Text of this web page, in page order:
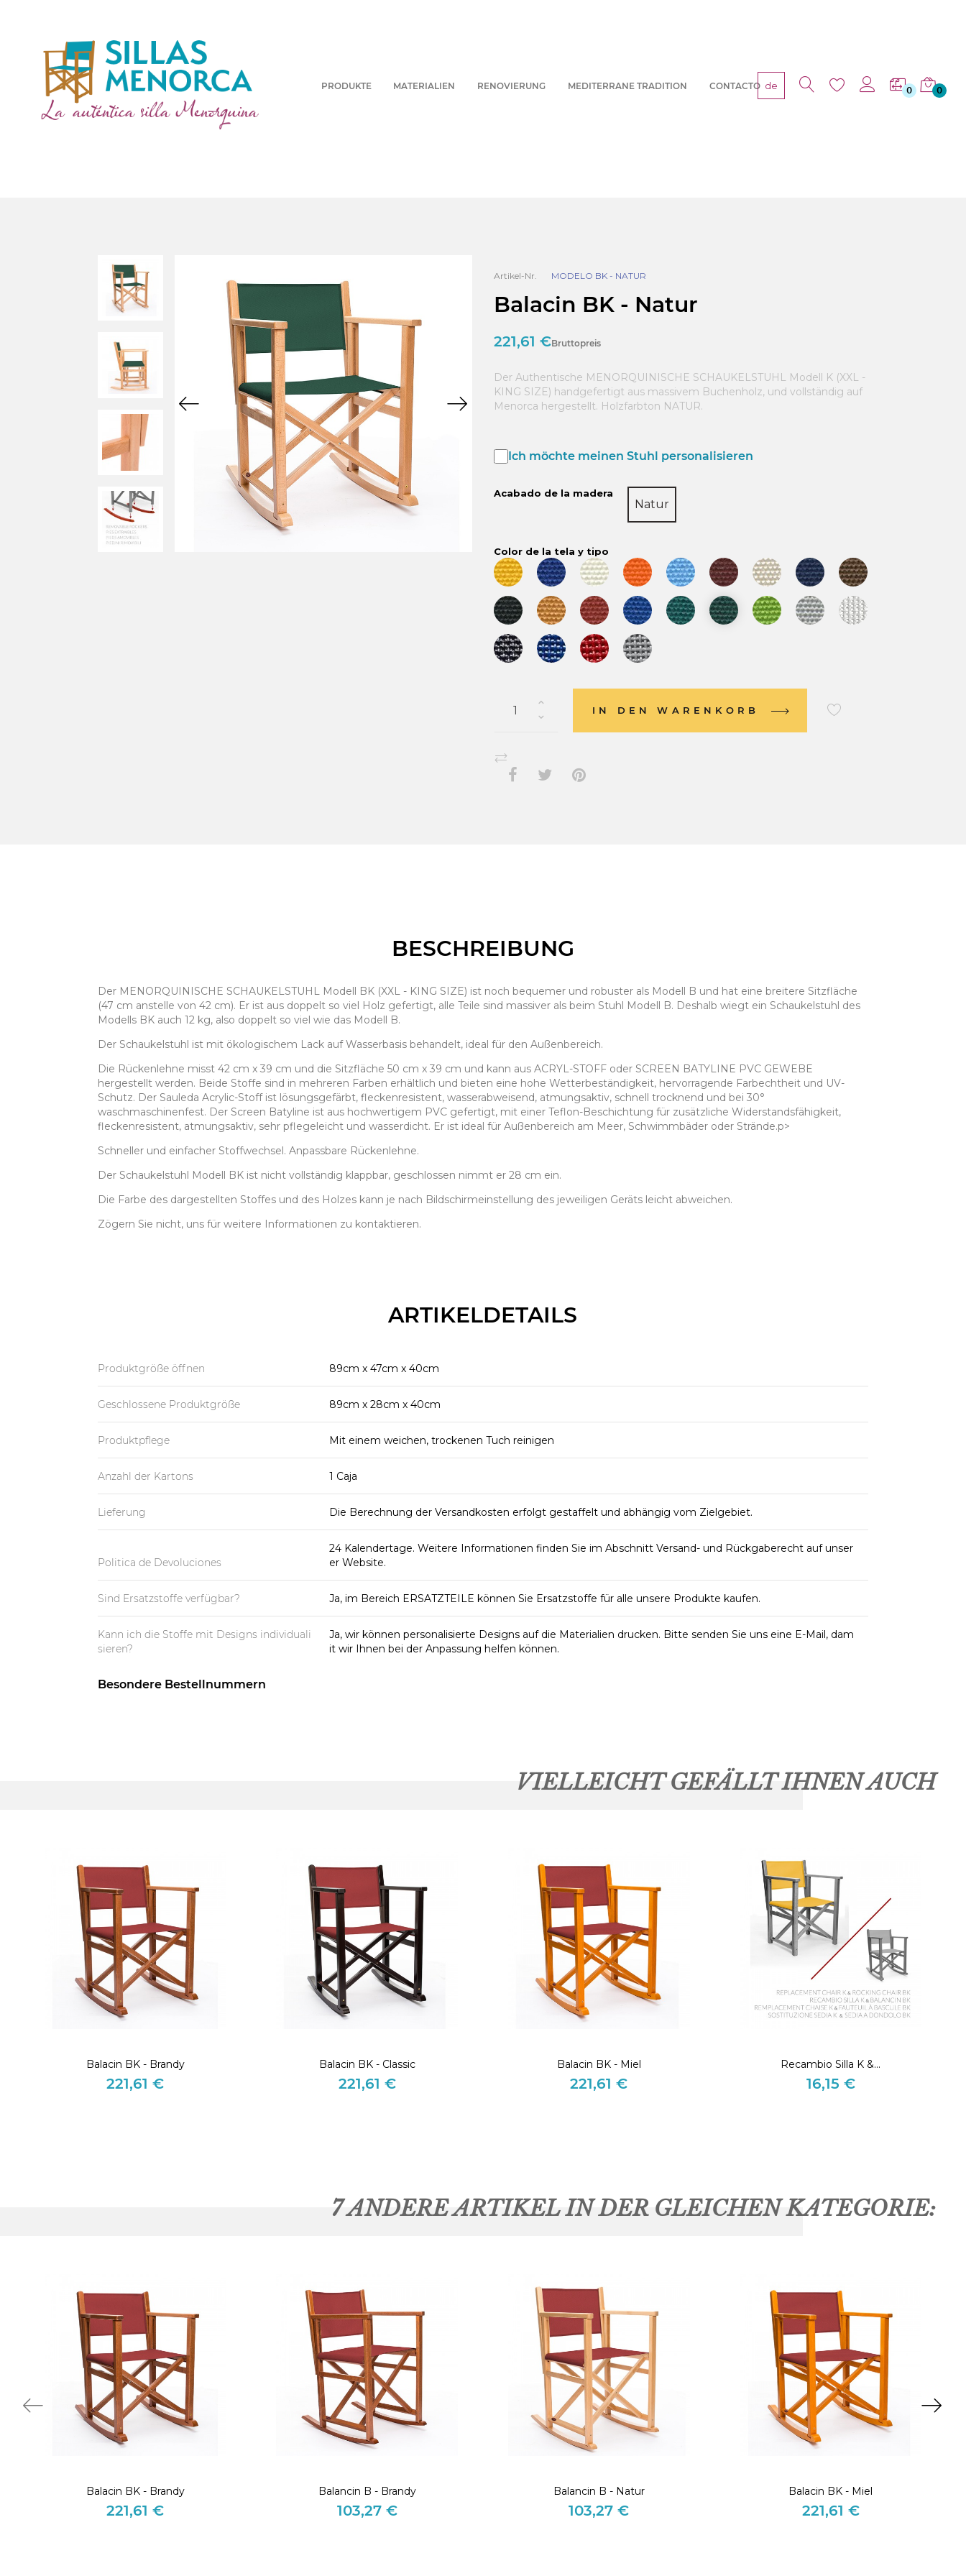
PRODUKTE MATERIALIEN RENOVIERUNG MEDITERRANE TRADITION CONTACTO de 0 0
Artikel-Nr. MODELO BK - NATUR
Balacin BK - Natur
221,61 €Bruttopreis
Der Authentische MENORQUINISCHE SCHAUKELSTUHL Modell K (XXL -
KING SIZE) handgefertigt aus massivem Buchenholz, und vollständig auf
Menorca hergestellt. Holzfarbton NATUR.
Ich möchte meinen Stuhl personalisieren
Acabado de la madera
Natur
Color de la tela y tipo
IN DEN WARENKORB
BESCHREIBUNG
Der MENORQUINISCHE SCHAUKELSTUHL Modell BK (XXL - KING SIZE) ist noch bequemer und robuster als Modell B und hat eine breitere Sitzfläche
(47 cm anstelle von 42 cm). Er ist aus doppelt so viel Holz gefertigt, alle Teile sind massiver als beim Stuhl Modell B. Deshalb wiegt ein Schaukelstuhl des
Modells BK auch 12 kg, also doppelt so viel wie das Modell B.
Der Schaukelstuhl ist mit ökologischem Lack auf Wasserbasis behandelt, ideal für den Außenbereich.
Die Rückenlehne misst 42 cm x 39 cm und die Sitzfläche 50 cm x 39 cm und kann aus ACRYL-STOFF oder SCREEN BATYLINE PVC GEWEBE
hergestellt werden. Beide Stoffe sind in mehreren Farben erhältlich und bieten eine hohe Wetterbeständigkeit, hervorragende Farbechtheit und UV-
Schutz. Der Sauleda Acrylic-Stoff ist lösungsgefärbt, fleckenresistent, wasserabweisend, atmungsaktiv, schnell trocknend und bei 30°
waschmaschinenfest. Der Screen Batyline ist aus hochwertigem PVC gefertigt, mit einer Teflon-Beschichtung für zusätzliche Widerstandsfähigkeit,
fleckenresistent, atmungsaktiv, sehr pflegeleicht und wasserdicht. Er ist ideal für Außenbereich am Meer, Schwimmbäder oder Strände.p>
Schneller und einfacher Stoffwechsel. Anpassbare Rückenlehne.
Der Schaukelstuhl Modell BK ist nicht vollständig klappbar, geschlossen nimmt er 28 cm ein.
Die Farbe des dargestellten Stoffes und des Holzes kann je nach Bildschirmeinstellung des jeweiligen Geräts leicht abweichen.
Zögern Sie nicht, uns für weitere Informationen zu kontaktieren.
ARTIKELDETAILS
Produktgröße öffnen 89cm x 47cm x 40cm
Geschlossene Produktgröße 89cm x 28cm x 40cm
Produktpflege Mit einem weichen, trockenen Tuch reinigen
Anzahl der Kartons 1 Caja
Lieferung Die Berechnung der Versandkosten erfolgt gestaffelt und abhängig vom Zielgebiet.
Politica de Devoluciones
24 Kalendertage. Weitere Informationen finden Sie im Abschnitt Versand- und Rückgaberecht auf unser
er Website.
Sind Ersatzstoffe verfügbar? Ja, im Bereich ERSATZTEILE können Sie Ersatzstoffe für alle unsere Produkte kaufen.
Kann ich die Stoffe mit Designs individuali
sieren?
Ja, wir können personalisierte Designs auf die Materialien drucken. Bitte senden Sie uns eine E-Mail, dam
it wir Ihnen bei der Anpassung helfen können.
Besondere Bestellnummern
VIELLEICHT GEFÄLLT IHNEN AUCH
Balacin BK - Brandy
Preis
221,61 €
Balacin BK - Classic
Preis
221,61 €
Balacin BK - Miel
Preis
221,61 €
Recambio Silla K &...
Preis
16,15 €
7 ANDERE ARTIKEL IN DER GLEICHEN KATEGORIE:
Balacin BK - Brandy
Preis
221,61 €
Balancin B - Brandy
Preis
103,27 €
Balancin B - Natur
Preis
103,27 €
Balacin BK - Miel
Preis
221,61 €